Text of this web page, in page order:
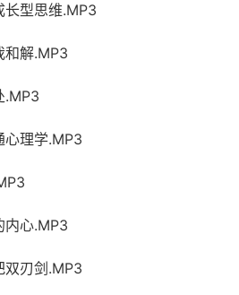
型思维.MP3
和解.MP3
.MP3
心理学.MP3
内心.MP3
双刃剑.MP3